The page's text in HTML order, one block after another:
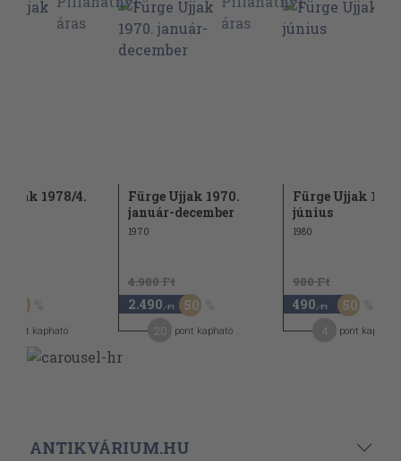
Ujjak 1978/4.
50
pont kapható
Fürge Ujjak 1970.
január-december
1970
4.980 Ft
2.490 ,-Ft 50
pont kapható
Fürge Ujjak
június
1980
980 Ft
490 ,-Ft 50
pont kapható
ANTIKVÁRIUM.HU